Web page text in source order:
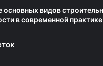
основных видов
в современной практике